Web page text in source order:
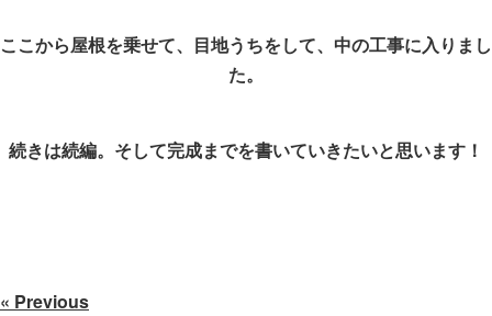
ここから屋根を乗せて、目地うちをして、中の工事に入りまし
た。
続きは続編。そして完成までを書いていきたいと思います！
« Previous